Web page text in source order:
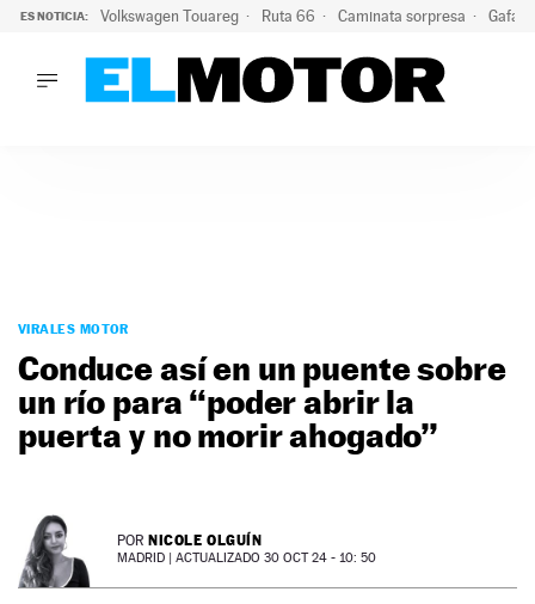
ES NOTICIA: Volkswagen Touareg Ruta 66 Caminata sorpresa Gafas
PODCAST
MOTOS
TECNOLOGÍA
MOTORTV
SERVICIOS
NEWSLETTER
VIRALES MOTOR
Conduce así en un puente sobre
un río para “poder abrir la
puerta y no morir ahogado”
POR NICOLE OLGUÍN
MADRID | ACTUALIZADO 30 OCT 24 - 10: 50